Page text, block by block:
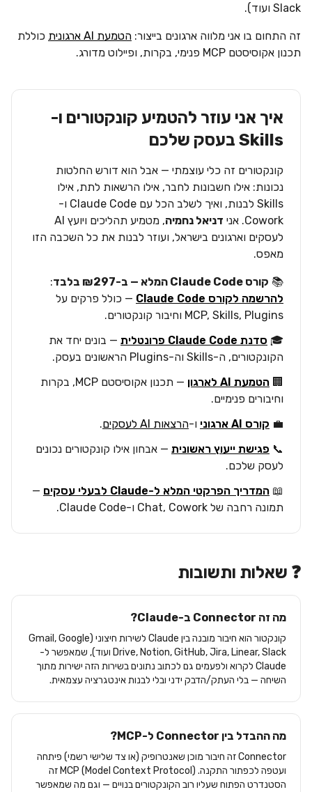
Slack ועוד).
זה התחום בו אני מלווה ארגונים בייצור: הטמעת AI ארגונית
כוללת
תכנון אקוסיסטם MCP פנימי, בקרות, ופיילוט מדורג.
איך אני עוזר להטמיע קונקטורים ו-
Skills בעסק שלכם
קונקטורים זה כלי עוצמתי — אבל הוא דורש החלטות
נכונות: אילו חשבונות לחבר, אילו הרשאות לתת, אילו
Skills לבנות, ואיך לשלב הכל עם Claude Code ו-
Cowork. אני
דניאל נחמיה
, מטמיע תהליכים ויועץ AI
לעסקים וארגונים בישראל, ועוזר לבנות את כל השכבה הזו
מאפס.
📚 קורס Claude Code המלא — ב-₪297 בלבד
:
להרשמה לקורס Claude Code
— כולל פרקים על
MCP, Skills, Plugins וחיבור קונקטורים.
🎓 סדנת Claude Code פרונטלית
— בונים יחד את
הקונקטורים, ה-Skills וה-Plugins הראשונים בעסק.
🏢 הטמעת AI לארגון
— תכנון אקוסיסטם MCP, בקרות
וחיבורים פנימיים.
💼 קורס AI ארגוני ו-הרצאות AI לעסקים
.
📞 פגישת ייעוץ ראשונית — אבחון אילו קונקטורים נכונים
לעסק שלכם.
📖 המדריך הפרקטי המלא ל-Claude לבעלי עסקים
—
תמונה רחבה של Chat, Cowork ו-Claude Code.
❓ שאלות ותשובות
מה זה Connector ב-Claude?
קונקטור הוא חיבור מובנה בין Claude לשירות חיצוני (Gmail, Google
Drive, Notion, GitHub, Jira, Linear, Slack ועוד), שמאפשר ל-
Claude לקרוא ולפעמים גם לכתוב נתונים בשירות הזה ישירות מתוך
השיחה — בלי העתק/הדבק ידני ובלי לבנות אינטגרציה עצמאית.
מה ההבדל בין Connector ל-MCP?
Connector זה חיבור מוכן שאנטרופיק (או צד שלישי רשמי) פיתחה
ועטפה לכפתור התקנה. MCP (Model Context Protocol) זה
הסטנדרט הפתוח שעליו רוב הקונקטורים בנויים — וגם מה שמאפשר